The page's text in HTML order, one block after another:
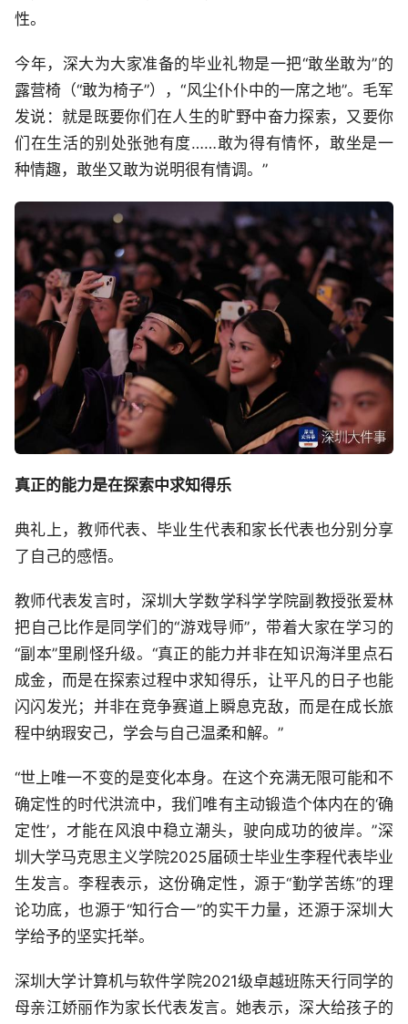
性。
今年，深大为大家准备的毕业礼物是一把“敢坐敢为”的
露营椅（“敢为椅子”），“风尘仆仆中的一席之地”。毛军
发说：就是既要你们在人生的旷野中奋力探索，又要你
们在生活的别处张弛有度……敢为得有情怀，敢坐是一
种情趣，敢坐又敢为说明很有情调。”
真正的能力是在探索中求知得乐
典礼上，教师代表、毕业生代表和家长代表也分别分享
了自己的感悟。
教师代表发言时，深圳大学数学科学学院副教授张爱林
把自己比作是同学们的“游戏导师”，带着大家在学习的
“副本”里刷怪升级。“真正的能力并非在知识海洋里点石
成金，而是在探索过程中求知得乐，让平凡的日子也能
闪闪发光；并非在竞争赛道上瞬息克敌，而是在成长旅
程中纳瑕安己，学会与自己温柔和解。”
“世上唯一不变的是变化本身。在这个充满无限可能和不
确定性的时代洪流中，我们唯有主动锻造个体内在的‘确
定性’，才能在风浪中稳立潮头，驶向成功的彼岸。”深
圳大学马克思主义学院2025届硕士毕业生李程代表毕业
生发言。李程表示，这份确定性，源于“勤学苦练”的理
论功底，也源于“知行合一”的实干力量，还源于深圳大
学给予的坚实托举。
深圳大学计算机与软件学院2021级卓越班陈天行同学的
母亲江娇丽作为家长代表发言。她表示，深大给孩子的